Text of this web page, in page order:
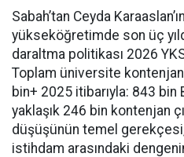
Sabah’tan Ceyda
yükseköğretimde son üç
daraltma politikası 2026
Toplam üniversite
bin+ 2025 itibarıyla: 843
yaklaşık 246 bin kontenjan
düşüşünün temel gerekçesi,
istihdam arasındaki